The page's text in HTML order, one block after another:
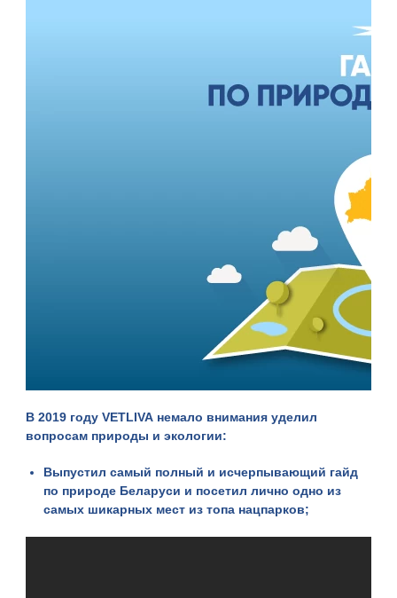
В 2019 годуVETLIVA немало внимания уделил
вопросам природы и экологии:
Выпустил самый полный и исчерпывающий гайд
по природе Беларуси и посетил лично одно из
самых шикарных мест из топа нацпарков;